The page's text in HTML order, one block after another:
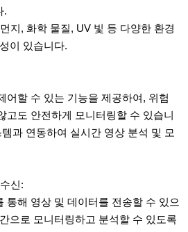
.
지, 화학 물질, UV 빛 등 다양한 환경
이 있습니다.
어할 수 있는 기능을 제공하여, 위험
고도 안전하게 모니터링할 수 있습니
과 연동하여 실시간 영상 분석 및 모
신:
통해 영상 및 데이터를 전송할 수 있으
으로 모니터링하고 분석할 수 있도록